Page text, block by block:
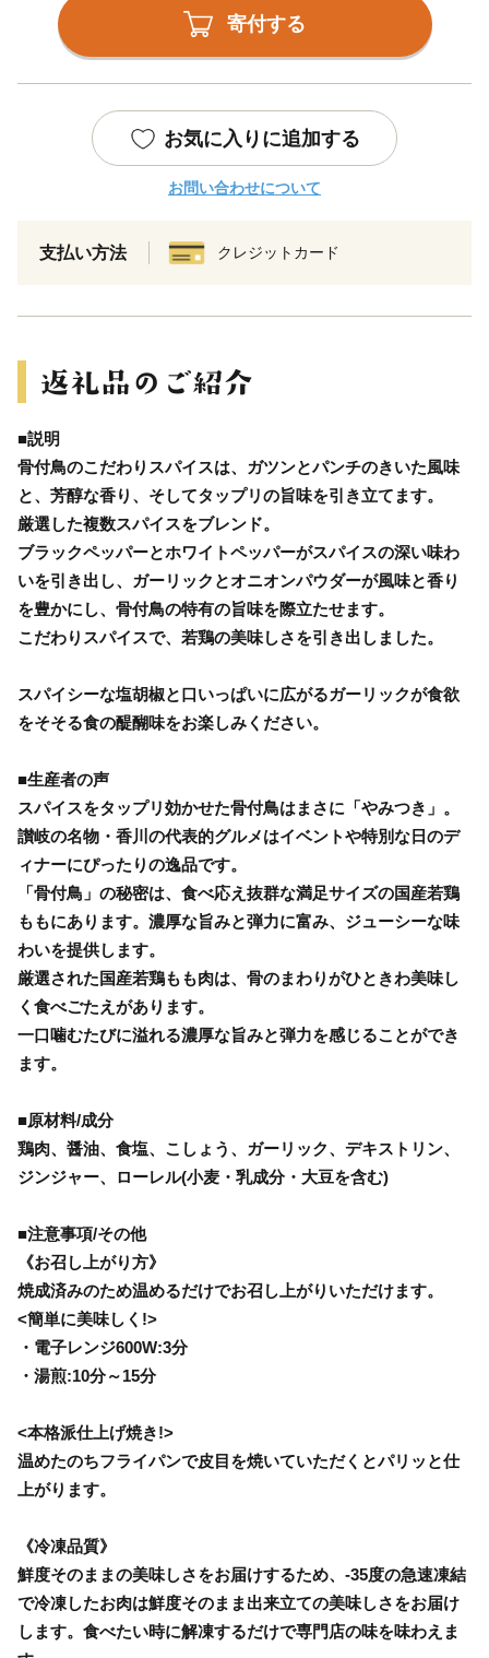
寄付する
お気に入りに追加する
お問い合わせについて
支払い方法 クレジットカード
■説明
骨付鳥のこだわりスパイスは、ガツンとパンチのきいた風味
と、芳醇な香り、そしてタップリの旨味を引き立てます。
厳選した複数スパイスをブレンド。
ブラックペッパーとホワイトペッパーがスパイスの深い味わ
いを引き出し、ガーリックとオニオンパウダーが風味と香り
を豊かにし、骨付鳥の特有の旨味を際立たせます。
こだわりスパイスで、若鶏の美味しさを引き出しました。
スパイシーな塩胡椒と口いっぱいに広がるガーリックが食欲
をそそる食の醍醐味をお楽しみください。
■生産者の声
スパイスをタップリ効かせた骨付鳥はまさに「やみつき」。
讃岐の名物・香川の代表的グルメはイベントや特別な日のデ
ィナーにぴったりの逸品です。
「骨付鳥」の秘密は、食べ応え抜群な満足サイズの国産若鶏
ももにあります。濃厚な旨みと弾力に富み、ジューシーな味
わいを提供します。
厳選された国産若鶏もも肉は、骨のまわりがひときわ美味し
く食べごたえがあります。
一口噛むたびに溢れる濃厚な旨みと弾力を感じることができ
ます。
■原材料/成分
鶏肉、醤油、食塩、こしょう、ガーリック、デキストリン、
ジンジャー、ローレル(小麦・乳成分・大豆を含む)
■注意事項/その他
《お召し上がり方》
焼成済みのため温めるだけでお召し上がりいただけます。
<簡単に美味しく!>
・電子レンジ600W:3分
・湯煎:10分～15分
<本格派仕上げ焼き!>
温めたのちフライパンで皮目を焼いていただくとパリッと仕
上がります。
《冷凍品質》
鮮度そのままの美味しさをお届けするため、-35度の急速凍結
で冷凍したお肉は鮮度そのまま出来立ての美味しさをお届け
します。食べたい時に解凍するだけで専門店の味を味わえま